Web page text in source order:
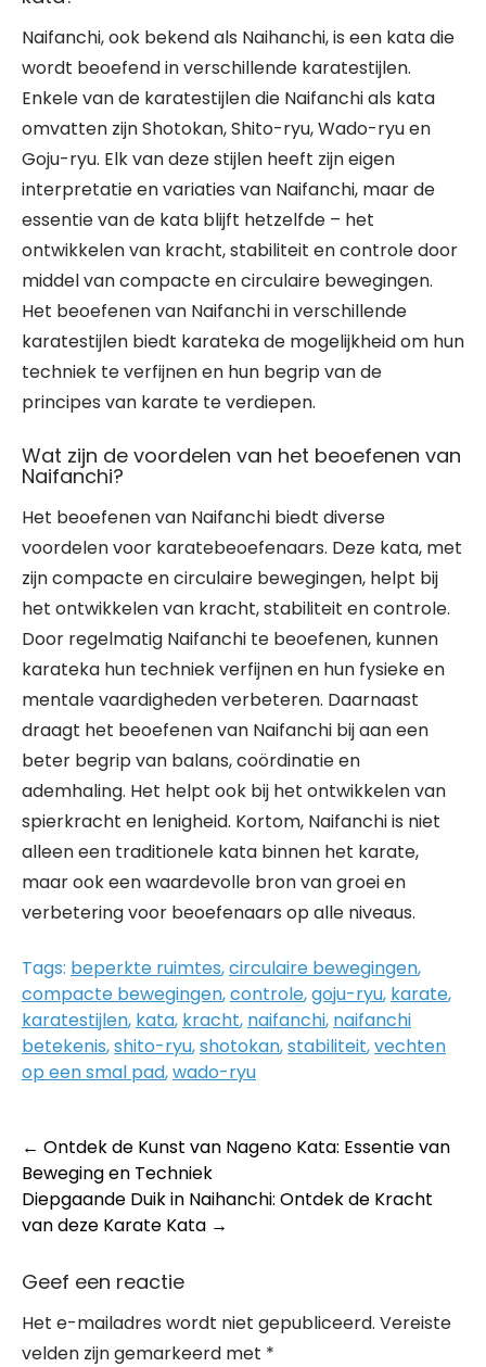
Naifanchi, ook bekend als Naihanchi, is een kata die
wordt beoefend in verschillende karatestijlen.
Enkele van de karatestijlen die Naifanchi als kata
omvatten zijn Shotokan, Shito-ryu, Wado-ryu en
Goju-ryu. Elk van deze stijlen heeft zijn eigen
interpretatie en variaties van Naifanchi, maar de
essentie van de kata blijft hetzelfde – het
ontwikkelen van kracht, stabiliteit en controle door
middel van compacte en circulaire bewegingen.
Het beoefenen van Naifanchi in verschillende
karatestijlen biedt karateka de mogelijkheid om hun
techniek te verfijnen en hun begrip van de
principes van karate te verdiepen.
Wat zijn de voordelen van het beoefenen van
Naifanchi?
Het beoefenen van Naifanchi biedt diverse
voordelen voor karatebeoefenaars. Deze kata, met
zijn compacte en circulaire bewegingen, helpt bij
het ontwikkelen van kracht, stabiliteit en controle.
Door regelmatig Naifanchi te beoefenen, kunnen
karateka hun techniek verfijnen en hun fysieke en
mentale vaardigheden verbeteren. Daarnaast
draagt het beoefenen van Naifanchi bij aan een
beter begrip van balans, coördinatie en
ademhaling. Het helpt ook bij het ontwikkelen van
spierkracht en lenigheid. Kortom, Naifanchi is niet
alleen een traditionele kata binnen het karate,
maar ook een waardevolle bron van groei en
verbetering voor beoefenaars op alle niveaus.
Tags: beperkte ruimtes,circulaire bewegingen,
compacte bewegingen,controle,goju-ryu, karate,
karatestijlen, kata, kracht, naifanchi, naifanchi
betekenis,shito-ryu,shotokan,stabiliteit,vechten
op een smal pad,wado-ryu
Post
navigation
← Ontdek de Kunst van Nageno Kata: Essentie van
Beweging en Techniek
Diepgaande Duik in Naihanchi: Ontdek de Kracht
van deze Karate Kata →
Geef een reactie
Het e-mailadres wordt niet gepubliceerd. Vereiste
velden zijn gemarkeerd met *